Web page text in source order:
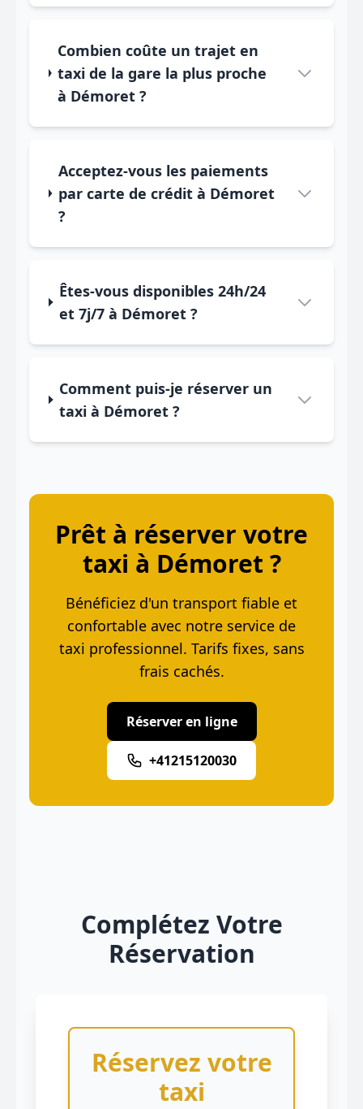
Combien coûte un trajet en
taxi de la gare la plus proche
à Démoret ?
Acceptez-vous les paiements
par carte de crédit à Démoret
?
Êtes-vous disponibles 24h/24
et 7j/7 à Démoret ?
Comment puis-je réserver un
taxi à Démoret ?
Prêt à réserver votre
taxi à Démoret ?
Bénéficiez d'un transport fiable et
confortable avec notre service de
taxi professionnel. Tarifs fixes, sans
frais cachés.
Réserver en ligne
+41215120030
Complétez Votre
Réservation
Réservez votre
taxi